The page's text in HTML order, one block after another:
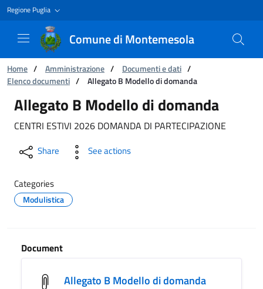
Regione Puglia
Comune di Montemesola
You are:
Home / Amministrazione / Documenti e dati /
Elenco documenti / Allegato B Modello di domanda
Allegato B Modello di domanda
Allegato B Modello di domanda
CENTRI ESTIVI 2026 DOMANDA DI PARTECIPAZIONE
Share See actions
Categories
Modulistica
Document
Allegato B Modello di domanda